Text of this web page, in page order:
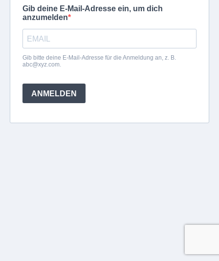
Gib deine E-Mail-Adresse ein, um dich
anzumelden
Gib bitte deine E-Mail-Adresse für die Anmeldung an, z. B.
abc@xyz.com.
ANMELDEN